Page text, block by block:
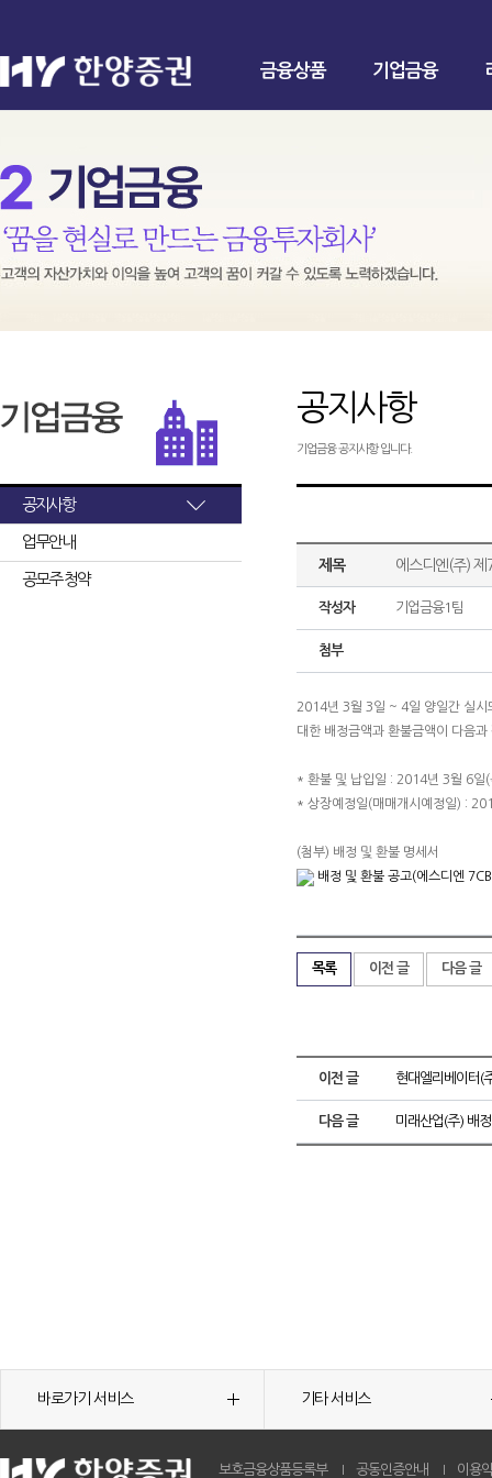
금융상품 기업금융
공지사항
업무안내
공모주 청약
공지사항
기업금융 공지사항 입니다.
제목 에스디엔(주) 제
작성자 기업금융1팀
첨부
2014년 3월 3일 ~ 4일 양일간 실시
대한 배정금액과 환불금액이 다음
* 환불 및 납입일 : 2014년 3월 6일(
* 상장예정일(매매개시예정일) :
(첨부) 배정 및 환불 명세서
배정 및 환불 공고(에스디엔
목록 이전 글 다음 글
이전 글 현대엘리베이터(
다음 글 미래산업(주) 배
바로가기 서비스 기타 서비스
보호금융상품등록부 공동인증안내 이용